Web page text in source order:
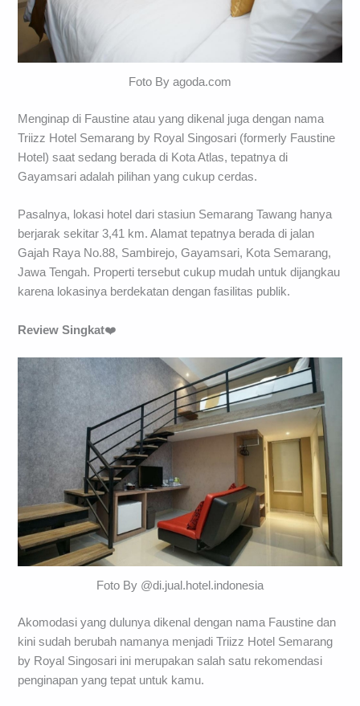
Foto By agoda.com
Menginap di Faustine atau yang dikenal juga dengan nama
Triizz Hotel Semarang by Royal Singosari (formerly Faustine
Hotel) saat sedang berada di Kota Atlas, tepatnya di
Gayamsari adalah pilihan yang cukup cerdas.
Pasalnya, lokasi hotel dari stasiun Semarang Tawang hanya
berjarak sekitar 3,41 km. Alamat tepatnya berada di jalan
Gajah Raya No.88, Sambirejo, Gayamsari, Kota Semarang,
Jawa Tengah. Properti tersebut cukup mudah untuk dijangkau
karena lokasinya berdekatan dengan fasilitas publik.
Review Singkat❤️
Foto By @di.jual.hotel.indonesia
Akomodasi yang dulunya dikenal dengan nama Faustine dan
kini sudah berubah namanya menjadi Triizz Hotel Semarang
by Royal Singosari ini merupakan salah satu rekomendasi
penginapan yang tepat untuk kamu.